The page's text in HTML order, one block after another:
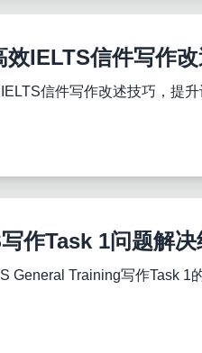
效IELTS信件写作
信件写作改述技巧，提
作Task 1问题解
General Training写作Task 1